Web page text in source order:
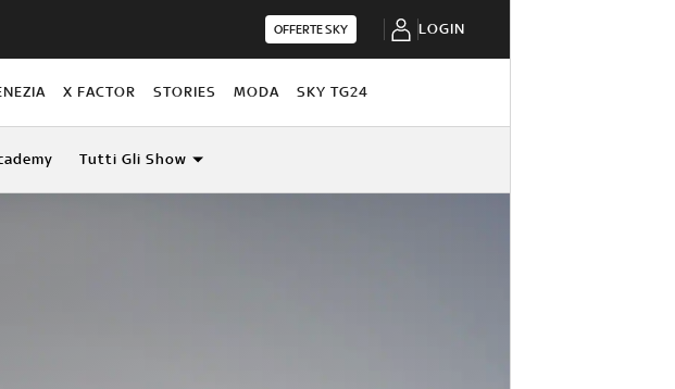
OFFERTE SKY LOGIN
X FACTOR STORIES MODA SKY TG24
Tutti Gli Show